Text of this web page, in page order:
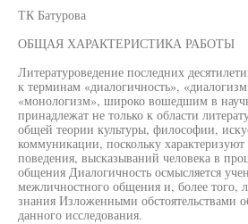
ТК Батурова
ОБЩАЯ ХАРАКТЕРИСТИКА РАБОТЫ
Литературоведение последних
к терминам «диалогичность»,
«монологизм», широко вошедшим в
принадлежат не только к области
общей теории культуры, философии,
коммуникации, поскольку характеризуют
поведения, высказываний человека в
общения Диалогичность осмысляется
межличностного общения и, более того,
знания Изложенными обстоятельствами
данного исследования.